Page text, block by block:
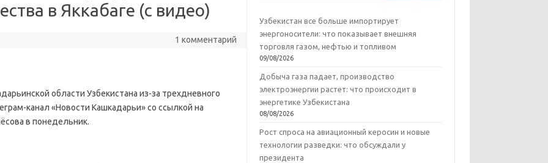
в Яккабаге (с видео)
1 комментарий
области Узбекистана из-за трехдневного
канал «Новости Кашкадарьи» со ссылкой на
в понедельник.
Узбекистан все больше импортирует
энергоносители: что показывает внешняя
торговля газом, нефтью и топливом
09/08/2026
Добыча газа падает, производство
электроэнергии растет: что происходит в
энергетике Узбекистана
08/08/2026
Рост спроса на авиационный керосин и новые
технологии разведки: что обсуждали у
президента